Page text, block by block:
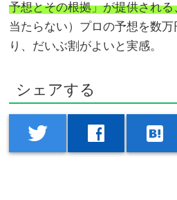
予想とその根拠」が提供される
当たらない）プロの予想を数万
り、だいぶ割がよいと実感。
シェアする
twitter facebook hatenabookmark